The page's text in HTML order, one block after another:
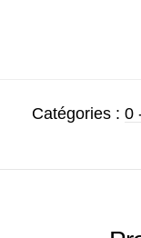
Catégories : 0